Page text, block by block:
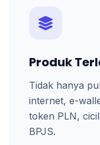
Produk
Tidak hanya
internet, e-
token PLN,
BPJS.